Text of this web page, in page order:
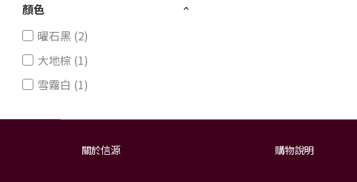
顏色
曜石黑 (2)
大地棕 (1)
雪霧白 (1)
關於信源 購物說明